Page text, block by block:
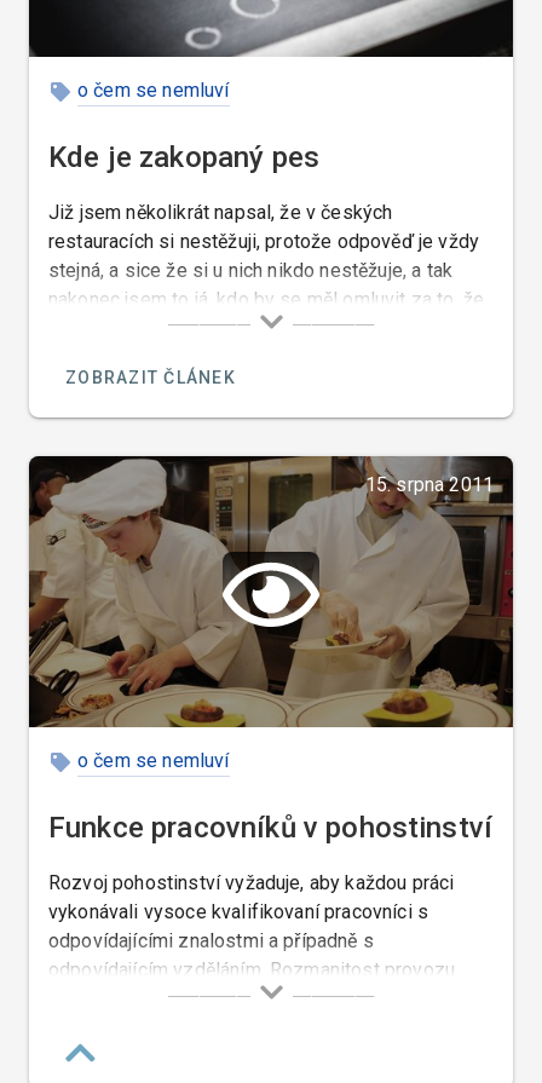
o čem se nemluví
Kde je zakopaný pes
Již jsem několikrát napsal, že v českých
restauracích si nestěžuji, protože odpověď je vždy
stejná, a sice že si u nich nikdo nestěžuje, a tak
nakonec jsem to já, kdo by se měl omluvit za to, že
jsem takový ignorant a nesofistikovaný host. Jsou
špatné a abych jim tedy řekl jak to dělat lépe.
ZOBRAZIT ČLÁNEK
15. srpna 2011
o čem se nemluví
Funkce pracovníků v pohostinství
Rozvoj pohostinství vyžaduje, aby každou práci
vykonávali vysoce kvalifikovaní pracovníci s
odpovídajícími znalostmi a případně s
odpovídajícím vzděláním. Rozmanitost provozu
pohostinství klade nemalé nároky na znalost
technologie, problematiky ekonomie a organizace,